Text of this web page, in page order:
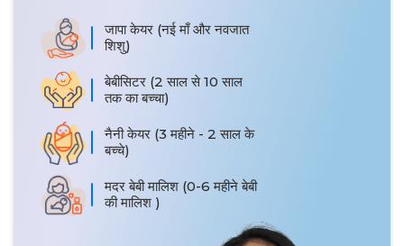
जापा केयर (नई माँ और नवजात
शिशु)
बेबीसिटर (2 साल से 10 साल
तक का बच्चा)
नैनी केयर (3 महीने - 2 साल के
बच्चे)
मदर बेबी मालिश (0-6 महीने बेबी
की मालिश )